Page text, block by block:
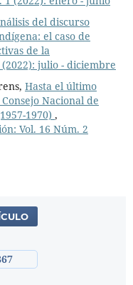
del discurso
el caso de
de la
julio - diciembre
Hasta el último
Nacional de
1970) ,
Vol. 16 Núm. 2